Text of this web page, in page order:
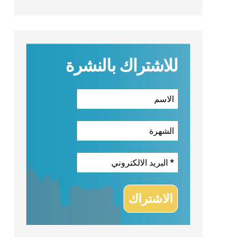
للاشتراك بالنشرة